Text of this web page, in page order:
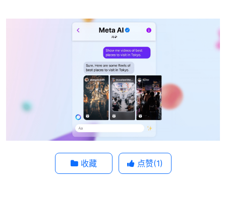
收藏 点赞(1)